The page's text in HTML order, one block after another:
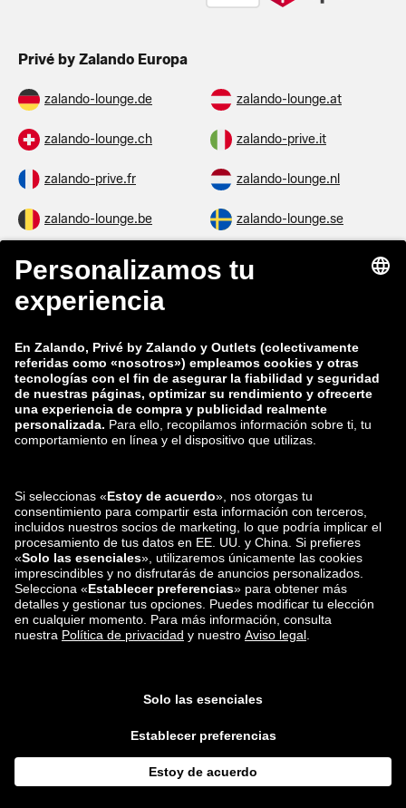
Privé by Zalando Europa
zalando-lounge.de zalando-lounge.at
zalando-lounge.ch zalando-prive.it
zalando-prive.fr zalando-lounge.nl
zalando-lounge.be zalando-lounge.se
zalando-lounge.fi
zalando-lounge.co.uk
zalando-prive.es
zalando-lounge.lt zalando-lounge.sk
zalando-lounge.ro zalando-lounge.hr
zalando-lounge.lu zalando-lounge.ee
zalando-lounge.lv zalando-lounge.no
También nos
encuentras en
*En comparación con el precio de venta recomendado